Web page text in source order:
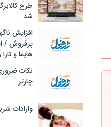
طرح
شد
افزایش
پرفروش /
هایما و
نکات
چارتر
وارادات